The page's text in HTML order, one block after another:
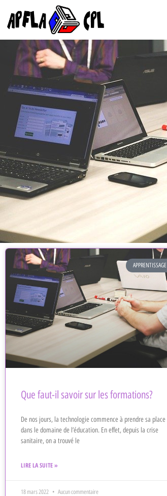
APPRENTISSAGE
Que faut-il savoir sur les formations?
De nos jours, la technologie commence à prendre sa place
dans le domaine de l’éducation. En effet, depuis la crise
sanitaire, on a trouvé le
LIRE LA SUITE »
18 mars 2022 Aucun commentaire